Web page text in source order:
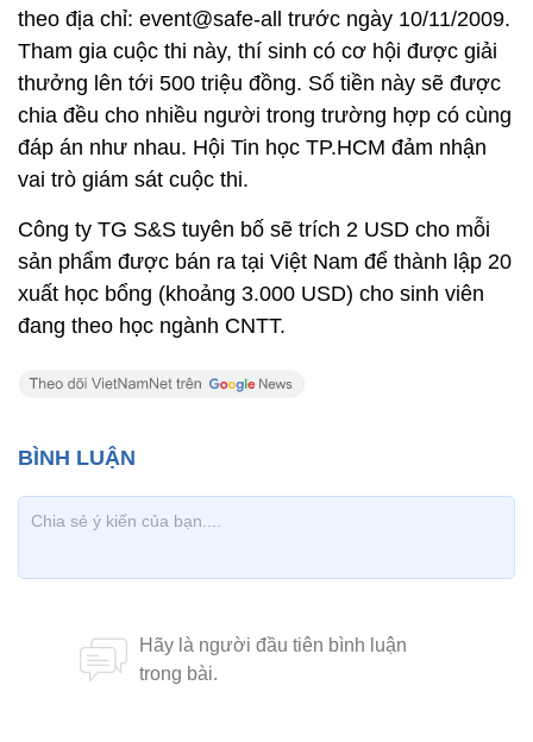
theo địa chỉ: event@safe-all
trước ngày 10/11/2009.
Tham gia cuộc thi này, thí sinh có cơ hội được giải
thưởng lên tới 500 triệu đồng. Số tiền này sẽ được
chia đều cho nhiều người trong trường hợp có cùng
đáp án như nhau. Hội Tin học TP.HCM đảm nhận
vai trò giám sát cuộc thi.
Công ty TG S&S tuyên bố sẽ trích 2 USD cho mỗi
sản phẩm được bán ra tại Việt Nam để thành lập 20
xuất học bổng (khoảng 3.000 USD) cho sinh viên
đang theo học ngành CNTT.